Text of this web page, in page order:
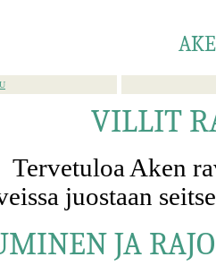
VILLIT
Tervetuloa Aken
juostaan
JA